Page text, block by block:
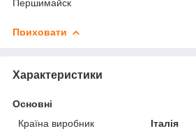
Першимайск
Приховати
Характеристики
Основні
Країна виробник
Італія